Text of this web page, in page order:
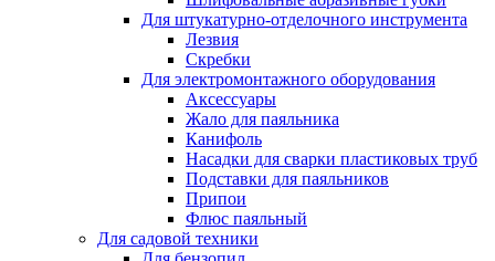
Для штукатурно-отделочного инструмента
Лезвия
Скребки
Для электромонтажного оборудования
Аксессуары
Жало для паяльника
Канифоль
Насадки для сварки пластиковых труб
Подставки для паяльников
Припои
Флюс паяльный
Для садовой техники